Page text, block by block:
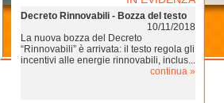
Decreto Rinnovabili - Bozza del testo
10/11/2018
La nuova bozza del Decreto
“Rinnovabili” è arrivata: il testo regola gli
incentivi alle energie rinnovabili, inclus...
continua »